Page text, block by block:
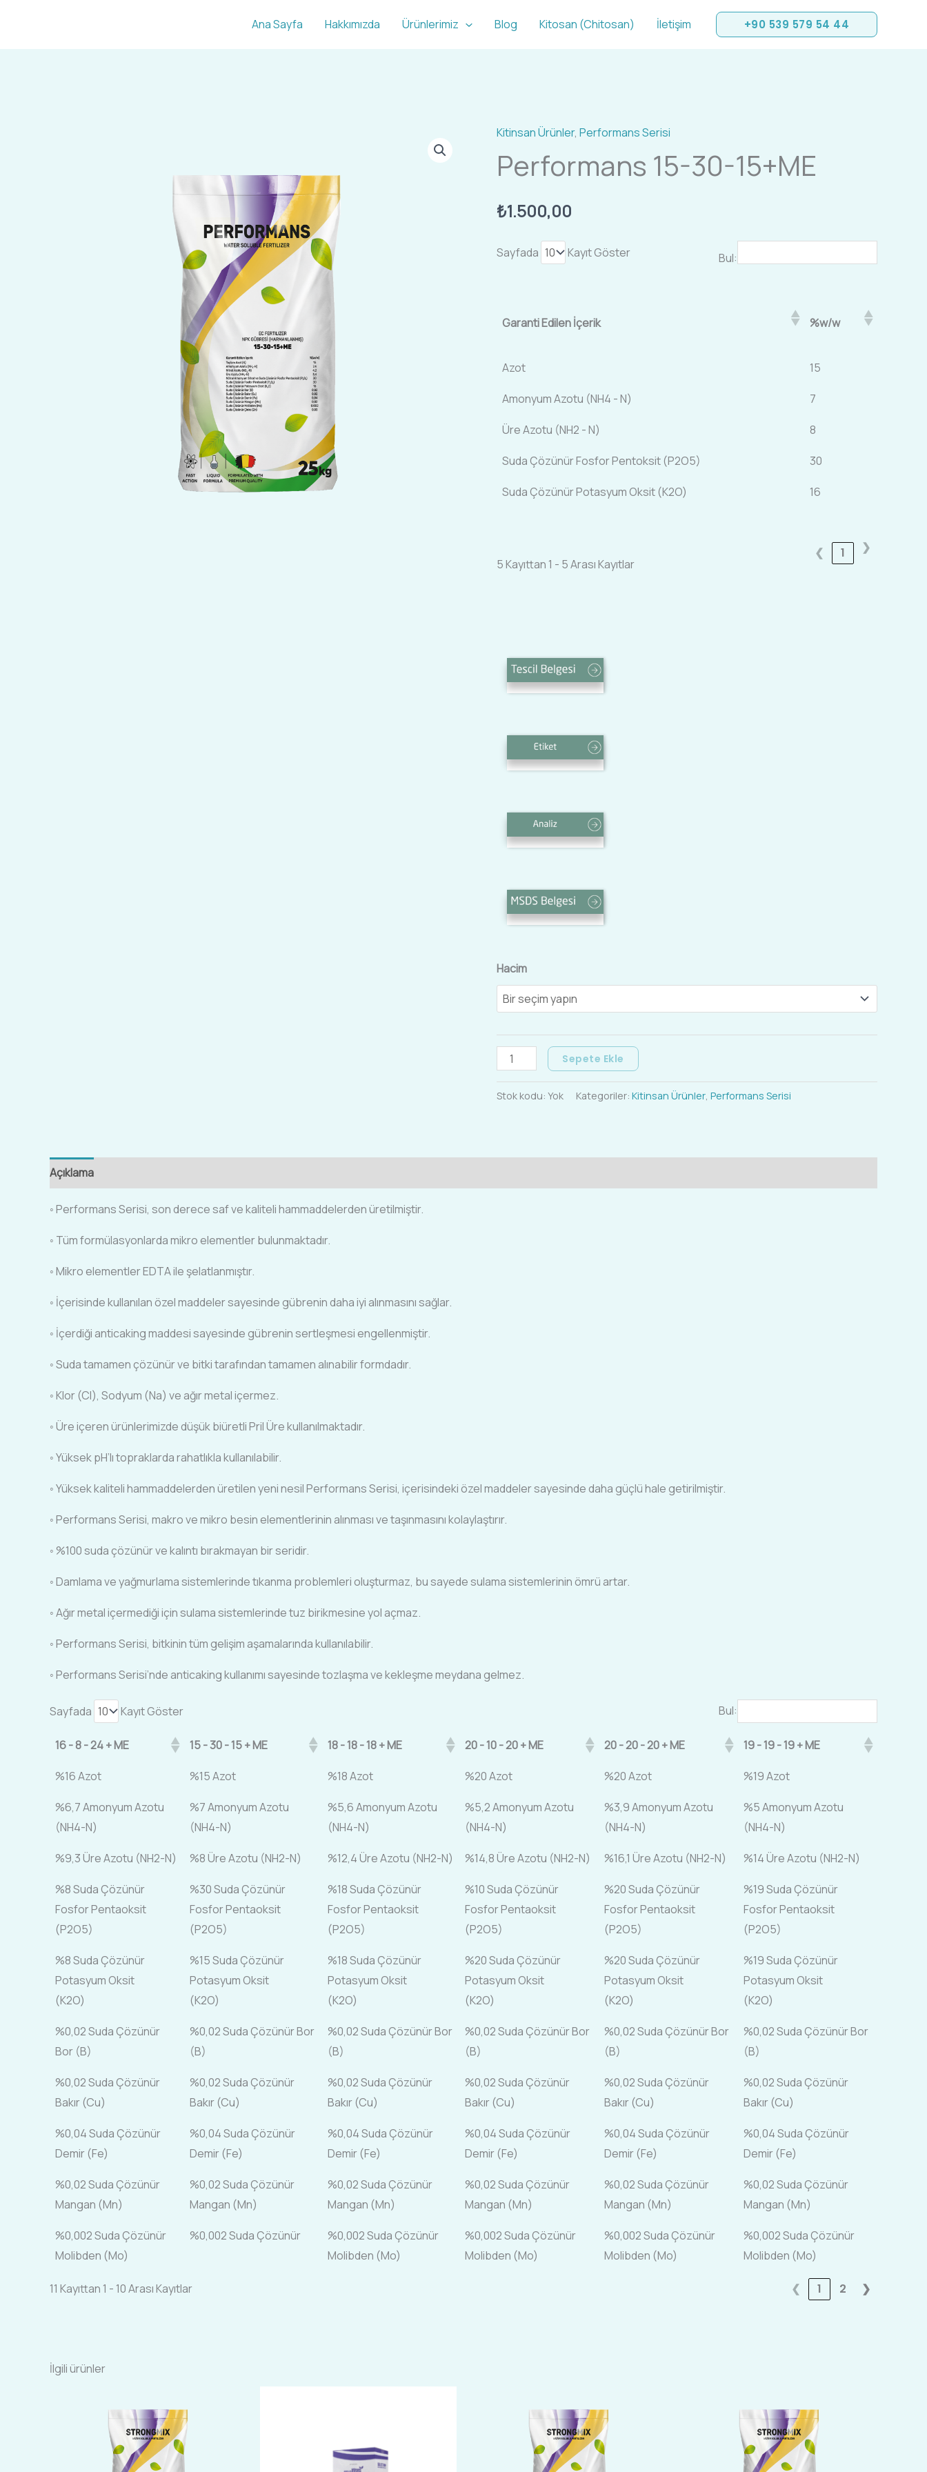
Ana Sayfa Hakkımızda Ürünlerimiz Blog Kitosan (Chitosan) İletişim +90 539 579 54 44
Kitinsan Ürünler, Performans Serisi
Performans 15-30-15+ME
₺1.500,00
Sayfada Kayıt Göster Bul:
Garanti Edilen İçerik %w/w
Azot 15
Amonyum Azotu (NH4 - N) 7
Üre Azotu (NH2 - N) 8
Suda Çözünür Fosfor Pentoksit (P2O5) 30
Suda Çözünür Potasyum Oksit (K2O) 16
5 Kayıttan 1 - 5 Arası Kayıtlar
❮ 1 ❯
Hacim
Performans
15-
30-
adet
Sepete Ekle
Stok kodu: Yok Kategoriler: Kitinsan Ürünler, Performans Serisi
Açıklama
◦ Performans Serisi, son derece saf ve kaliteli hammaddelerden üretilmiştir.
◦ Tüm formülasyonlarda mikro elementler bulunmaktadır.
◦ Mikro elementler EDTA ile şelatlanmıştır.
◦ İçerisinde kullanılan özel maddeler sayesinde gübrenin daha iyi alınmasını sağlar.
◦ İçerdiği anticaking maddesi sayesinde gübrenin sertleşmesi engellenmiştir.
◦ Suda tamamen çözünür ve bitki tarafından tamamen alınabilir formdadır.
◦ Klor (Cl), Sodyum (Na) ve ağır metal içermez.
◦ Üre içeren ürünlerimizde düşük biüretli Pril Üre kullanılmaktadır.
◦ Yüksek pH’lı topraklarda rahatlıkla kullanılabilir.
◦ Yüksek kaliteli hammaddelerden üretilen yeni nesil Performans Serisi, içerisindeki özel maddeler sayesinde daha güçlü hale getirilmiştir.
◦ Performans Serisi, makro ve mikro besin elementlerinin alınması ve taşınmasını kolaylaştırır.
◦ %100 suda çözünür ve kalıntı bırakmayan bir seridir.
◦ Damlama ve yağmurlama sistemlerinde tıkanma problemleri oluşturmaz, bu sayede sulama sistemlerinin ömrü artar.
◦ Ağır metal içermediği için sulama sistemlerinde tuz birikmesine yol açmaz.
◦ Performans Serisi, bitkinin tüm gelişim aşamalarında kullanılabilir.
◦ Performans Serisi’nde anticaking kullanımı sayesinde tozlaşma ve kekleşme meydana gelmez.
Sayfada Kayıt Göster Bul:
16 - 8 - 24 + ME 15 - 30 - 15 + ME 18 - 18 - 18 + ME 20 - 10 - 20 + ME 20 - 20 - 20 + ME 19 - 19 - 19 + ME
%16 Azot %15 Azot %18 Azot %20 Azot %20 Azot %19 Azot
%6,7 Amonyum Azotu
(NH4-N)
%7 Amonyum Azotu
(NH4-N)
%5,6 Amonyum Azotu
(NH4-N)
%5,2 Amonyum Azotu
(NH4-N)
%3,9 Amonyum Azotu
(NH4-N)
%5 Amonyum Azotu
(NH4-N)
%9,3 Üre Azotu (NH2-N) %8 Üre Azotu (NH2-N) %12,4 Üre Azotu (NH2-N) %14,8 Üre Azotu (NH2-N) %16,1 Üre Azotu (NH2-N) %14 Üre Azotu (NH2-N)
%8 Suda Çözünür
Fosfor Pentaoksit
(P2O5)
%30 Suda Çözünür
Fosfor Pentaoksit
(P2O5)
%18 Suda Çözünür
Fosfor Pentaoksit
(P2O5)
%10 Suda Çözünür
Fosfor Pentaoksit
(P2O5)
%20 Suda Çözünür
Fosfor Pentaoksit
(P2O5)
%19 Suda Çözünür
Fosfor Pentaoksit
(P2O5)
%8 Suda Çözünür
Potasyum Oksit
(K2O)
%15 Suda Çözünür
Potasyum Oksit
(K2O)
%18 Suda Çözünür
Potasyum Oksit
(K2O)
%20 Suda Çözünür
Potasyum Oksit
(K2O)
%20 Suda Çözünür
Potasyum Oksit
(K2O)
%19 Suda Çözünür
Potasyum Oksit
(K2O)
%0,02 Suda Çözünür
Bor (B)
%0,02 Suda Çözünür Bor
(B)
%0,02 Suda Çözünür Bor
(B)
%0,02 Suda Çözünür Bor
(B)
%0,02 Suda Çözünür Bor
(B)
%0,02 Suda Çözünür Bor
(B)
%0,02 Suda Çözünür
Bakır (Cu)
%0,02 Suda Çözünür
Bakır (Cu)
%0,02 Suda Çözünür
Bakır (Cu)
%0,02 Suda Çözünür
Bakır (Cu)
%0,02 Suda Çözünür
Bakır (Cu)
%0,02 Suda Çözünür
Bakır (Cu)
%0,04 Suda Çözünür
Demir (Fe)
%0,04 Suda Çözünür
Demir (Fe)
%0,04 Suda Çözünür
Demir (Fe)
%0,04 Suda Çözünür
Demir (Fe)
%0,04 Suda Çözünür
Demir (Fe)
%0,04 Suda Çözünür
Demir (Fe)
%0,02 Suda Çözünür
Mangan (Mn)
%0,02 Suda Çözünür
Mangan (Mn)
%0,02 Suda Çözünür
Mangan (Mn)
%0,02 Suda Çözünür
Mangan (Mn)
%0,02 Suda Çözünür
Mangan (Mn)
%0,02 Suda Çözünür
Mangan (Mn)
%0,002 Suda Çözünür
Molibden (Mo)
%0,002 Suda Çözünür
%0,002 Suda Çözünür
Molibden (Mo)
%0,002 Suda Çözünür
Molibden (Mo)
%0,002 Suda Çözünür
Molibden (Mo)
%0,002 Suda Çözünür
Molibden (Mo)
11 Kayıttan 1 - 10 Arası Kayıtlar ❮ 1 2 ❯
İlgili ürünler
ürünün
birden
fazla
fazla
ürünün
birden
fazla
ürünün
birden
fazla